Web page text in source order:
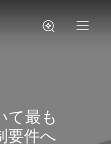
て最も
要件へ